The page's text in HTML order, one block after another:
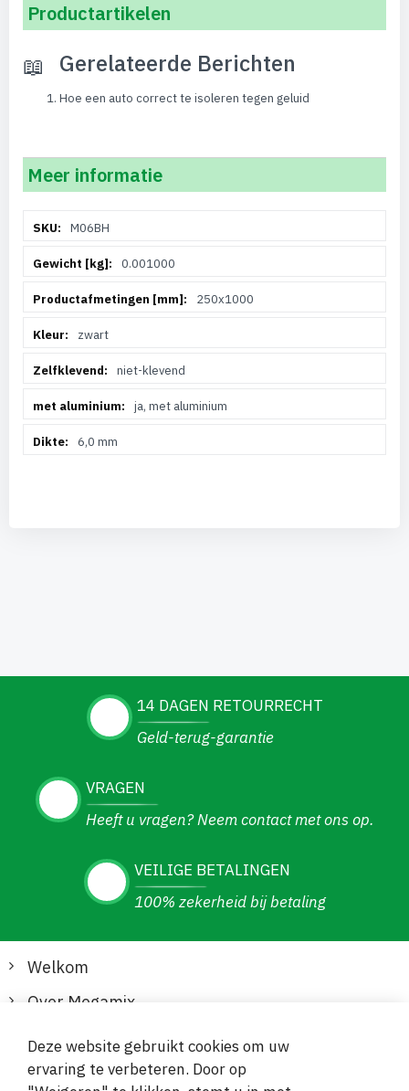
Productartikelen
Gerelateerde Berichten
Hoe een auto correct te isoleren tegen geluid
Meer informatie
informatieM06BH
0.001000
250x1000
zwart
niet-klevend
ja, met aluminium
6,0 mm
14 DAGEN RETOURRECHT
Geld-terug-garantie
VRAGEN
Heeft u vragen? Neem contact met ons op.
VEILIGE BETALINGEN
100% zekerheid bij betaling
Welkom
Over Megamix
Informatie
Klantenservice
Deze website gebruikt cookies om uw
ervaring te verbeteren. Door op